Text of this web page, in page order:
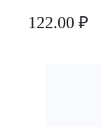
122.00 ₽